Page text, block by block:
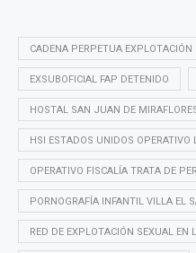
CADENA PERPETUA EXPLOTACIÓN
EXSUBOFICIAL FAP DETENIDO
HOSTAL SAN JUAN DE
HSI ESTADOS UNIDOS OPERATIVO
OPERATIVO FISCALÍA TRATA DE
PORNOGRAFÍA INFANTIL VILLA EL
RED DE EXPLOTACIÓN SEXUAL EN